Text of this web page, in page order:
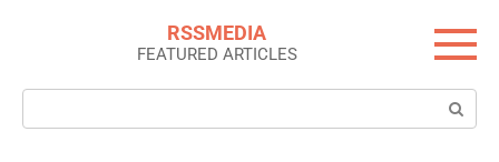
RSSMEDIA
FEATURED ARTICLES
Search: